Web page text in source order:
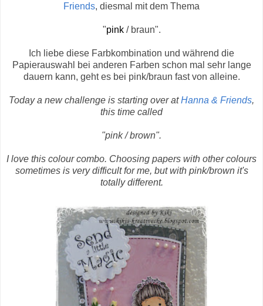
Friends, diesmal mit dem Thema
"pink/ braun".
Ich liebe diese Farbkombination und während die
Papierauswahl bei anderen Farben schon mal sehr lange
dauern kann, geht es bei pink/braun fast von alleine.
Today a new challenge is starting over atHanna & Friends,
this time called
"pink / brown".
I love this colour combo. Choosing papers with other colours
sometimes is very difficult for me, but with pink/brown it's
totally different.